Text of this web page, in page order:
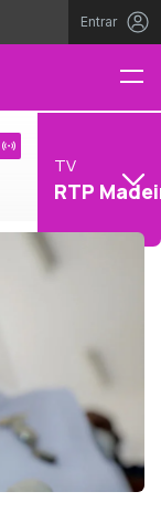
Entrar
TV
RTP